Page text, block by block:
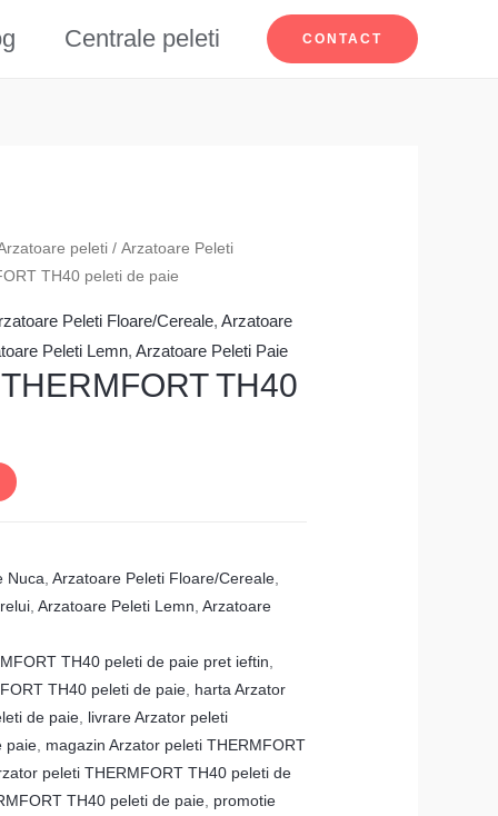
Centrale peleti CONTACT
peleti / Arzatoare Peleti
TH40 peleti de paie
Peleti Floare/Cereale, Arzatoare
Peleti Lemn, Arzatoare Peleti Paie
TH40
Nuca, Arzatoare Peleti Floare/Cereale,
, Arzatoare Peleti Lemn, Arzatoare
TH40 peleti de paie pret ieftin,
TH40 peleti de paie, harta Arzator
de paie, livrare Arzator peleti
paie, magazin Arzator peleti THERMFORT
peleti THERMFORT TH40 peleti de
TH40 peleti de paie, promotie